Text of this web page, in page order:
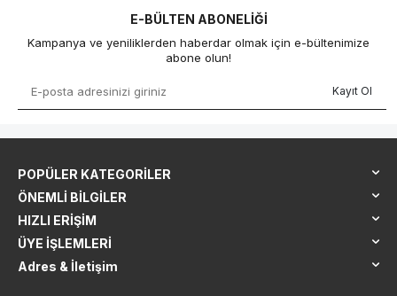
E-BÜLTEN ABONELIĞI
Kampanya ve yeniliklerden haberdar olmak için e-bültenimize
abone olun!
Kayıt Ol
POPÜLER KATEGORILER
ÖNEMLI BILGILER
HIZLI ERIŞIM
ÜYE İŞLEMLERI
Adres & İletişim